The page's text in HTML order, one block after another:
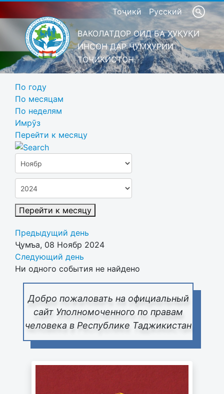
Тоҷикӣ Русский
ВАКОЛАТДОР ОИД БА ҲУҚУҚИ
ИНСОН ДАР ҶУМҲУРИИ
ТОҶИКИСТОН
Добро пожаловать на официальный
сайт Уполномоченного по правам
человека в Республике Таджикистан
По году
По месяцам
По неделям
Имрӯз
Перейти к месяцу
Перейти к месяцу
Предыдущий день
Ҷумъа, 08 Ноябр 2024
Следующий день
Ни одного события не найдено